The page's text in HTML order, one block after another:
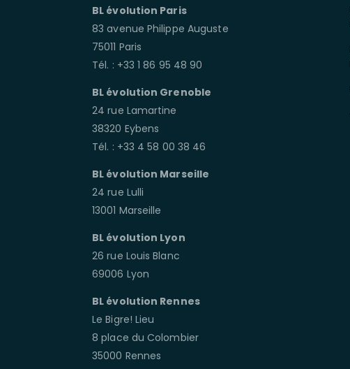
BL évolution Paris
83 avenue Philippe Auguste
75011 Paris
Tél. : +33 1 86 95 48 90
BL évolution Grenoble
24 rue Lamartine
38320 Eybens
Tél. : +33 4 58 00 38 46
BL évolution Marseille
24 rue Lulli
13001 Marseille
BL évolution Lyon
26 rue Louis Blanc
69006 Lyon
BL évolution Rennes
Le Bigre! Lieu
8 place du Colombier
35000 Rennes